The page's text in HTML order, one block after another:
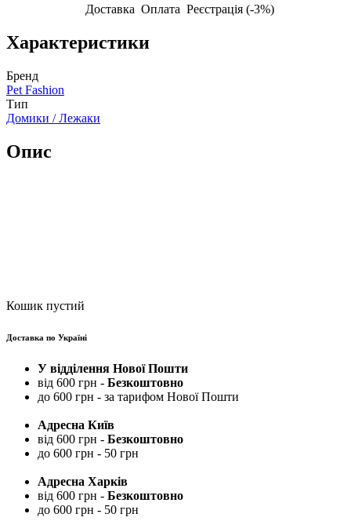
Доставка Оплата Реєстрація (-3%)
Характеристики
Бренд
Pet Fashion
Тип
Домики / Лежаки
Опис
Кошик пустий
Доставка по Україні
У відділення Нової Пошти
від 600 грн - Безкоштовно
до 600 грн - за тарифом Нової Пошти
Адресна Київ
від 600 грн - Безкоштовно
до 600 грн - 50 грн
Адресна Харків
від 600 грн - Безкоштовно
до 600 грн - 50 грн